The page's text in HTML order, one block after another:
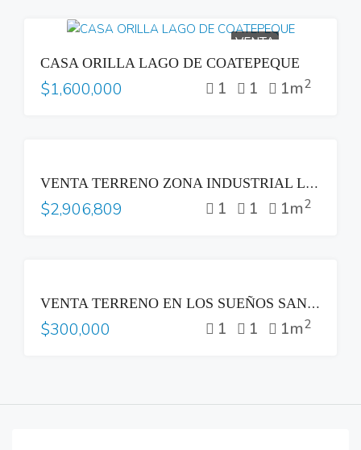
VENTA
CASA ORILLA LAGO DE COATEPEQUE
$1,600,000 1 1 1m2
VENTA TERRENO ZONA INDUSTRIAL LOURDES COLON
$2,906,809 1 1 1m2
VENTA TERRENO EN LOS SUEÑOS SANTA TECLA
$300,000 1 1 1m2